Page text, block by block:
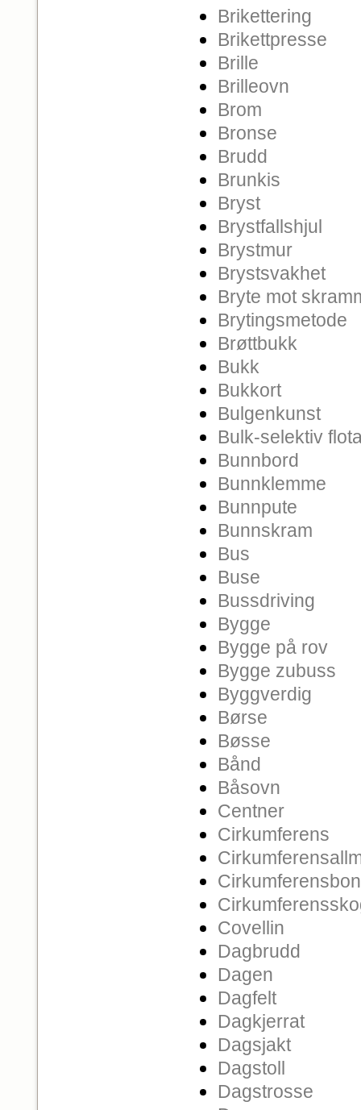
Brikettering
Brikettpresse
Brille
Brilleovn
Brom
Bronse
Brudd
Brunkis
Bryst
Brystfallshjul
Brystmur
Brystsvakhet
Bryte mot
Brytingsmetode
Brøttbukk
Bukk
Bukkort
Bulgenkunst
Bulk-selektiv
Bunnbord
Bunnklemme
Bunnpute
Bunnskram
Bus
Buse
Bussdriving
Bygge
Bygge på rov
Bygge zubuss
Byggverdig
Børse
Bøsse
Bånd
Båsovn
Centner
Cirkumferens
Covellin
Dagbrudd
Dagen
Dagfelt
Dagkjerrat
Dagsjakt
Dagstoll
Dagstrosse